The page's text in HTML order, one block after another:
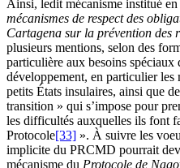
Ainsi, ledit mécanisme institué
mécanismes de respect des
Cartagena sur la prévention des
plusieurs mentions, selon des
particulière aux besoins spéciaux
développement, en particulier les
petits États insulaires, ainsi que
transition » qui s’impose pour
les difficultés auxquelles ils font
Protocole[33] ». À suivre les
implicite du PRCMD pourrait
mécanisme du Protocole de